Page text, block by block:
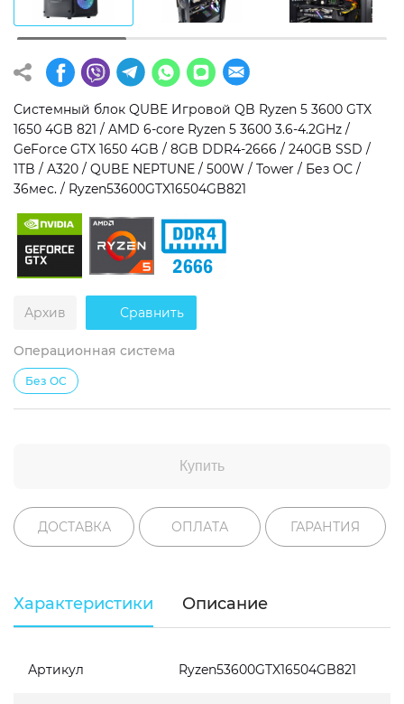
Операционная система
Windows 11 Home
Windows 11 Pro
Без ОС
Тип накопителя
SSD
HDD
SSD + HDD
Дополнительно
RGB-подсветка
Разблокированный множитель CPU
Сверхбыстрый M.2 SSD NVME
Системный блок QUBE Игровой QB Ryzen 5 3600 GTX
1650 4GB 821 / AMD 6-core Ryzen 5 3600 3.6-4.2GHz /
GeForce GTX 1650 4GB / 8GB DDR4-2666 / 240GB SSD /
1TB / A320 / QUBE NEPTUNE / 500W / Tower / Без ОС /
36мес. / Ryzen53600GTX16504GB821
Архив Сравнить
Операционная система
Без ОС
Купить
ДОСТАВКА ОПЛАТА ГАРАНТИЯ
Характеристики Описание
Артикул Ryzen53600GTX16504GB821